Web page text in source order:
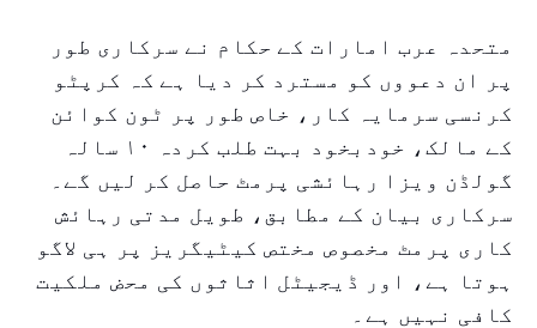
متحدہ عرب امارات کے حکام نے سرکاری طور
پر ان دعووں کو مسترد کر دیا ہے کہ کرپٹو
کرنسی سرمایہ کار، خاص طور پر ٹون کوائن
کے مالک، خودبخود بہت طلب کردہ ۱۰ سالہ
گولڈن ویزا رہائشی پرمٹ حاصل کر لیں گے۔
سرکاری بیان کے مطابق، طویل مدتی رہائش
کاری پرمٹ مخصوص مختص کیٹیگریز پر ہی لاگو
ہوتا ہے، اور ڈیجیٹل اثاثوں کی محض ملکیت
کافی نہیں ہے۔